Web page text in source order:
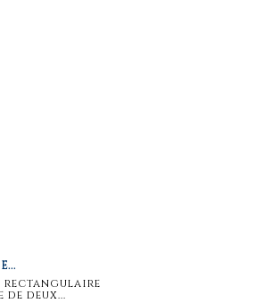
rectangulaire
de deux...